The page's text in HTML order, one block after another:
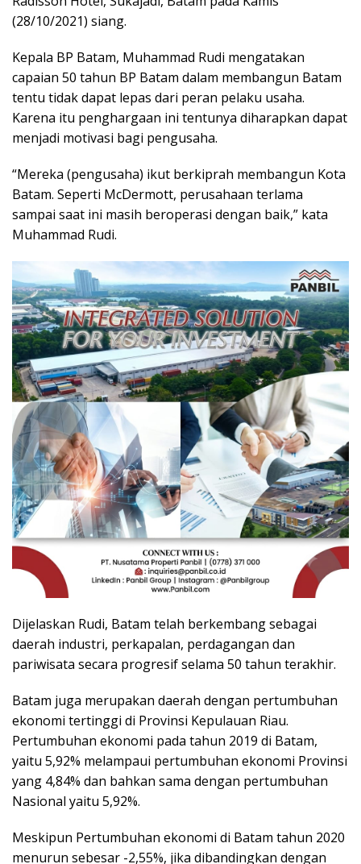
(28/10/2021) siang.
Kepala BP Batam, Muhammad Rudi mengatakan
capaian 50 tahun BP Batam dalam membangun Batam
tentu tidak dapat lepas dari peran pelaku usaha.
Karena itu penghargaan ini tentunya diharapkan dapat
menjadi motivasi bagi pengusaha.
“Mereka (pengusaha) ikut berkiprah membangun Kota
Batam. Seperti McDermott, perusahaan terlama
sampai saat ini masih beroperasi dengan baik,” kata
Muhammad Rudi.
Dijelaskan Rudi, Batam telah berkembang sebagai
daerah industri, perkapalan, perdagangan dan
pariwisata secara progresif selama 50 tahun terakhir.
Batam juga merupakan daerah dengan pertumbuhan
ekonomi tertinggi di Provinsi Kepulauan Riau.
Pertumbuhan ekonomi pada tahun 2019 di Batam,
yaitu 5,92% melampaui pertumbuhan ekonomi Provinsi
yang 4,84% dan bahkan sama dengan pertumbuhan
Nasional yaitu 5,92%.
Meskipun Pertumbuhan ekonomi di Batam tahun 2020
menurun sebesar -2,55%, jika dibandingkan dengan